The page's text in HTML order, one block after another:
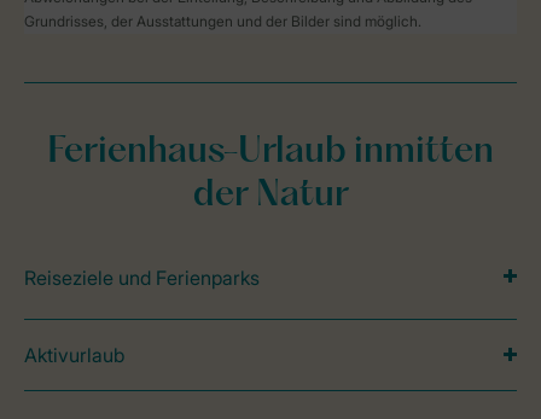
Grundrisses, der Ausstattungen und der Bilder sind möglich.
Ferienhaus-Urlaub inmitten
der Natur
Reiseziele und Ferienparks
Aktivurlaub